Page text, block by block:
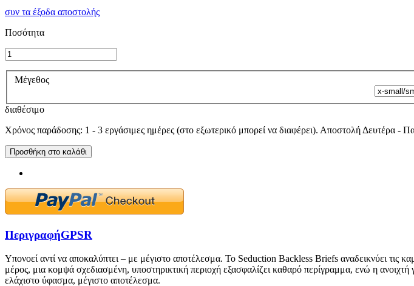
συν τα έξοδα αποστολής
Ποσότητα
Μέγεθος
διαθέσιμο
Χρόνος παράδοσης: 1 - 3 εργάσιμες ημέρες (στο εξωτερικό μπορεί να διαφέρει). Αποστολή Δευτέρα -
Προσθήκη στο καλάθι
ΠεριγραφήGPSR
Υπονοεί αντί να αποκαλύπτει – με μέγιστο αποτέλεσμα. Το Seduction Backless Briefs αναδεικνύει τις
μέρος, μια κομψά σχεδιασμένη, υποστηρικτική περιοχή εξασφαλίζει καθαρό περίγραμμα, ενώ η
ελάχιστο ύφασμα, μέγιστο αποτέλεσμα.